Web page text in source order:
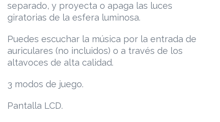
separado, y proyecta o apaga las luces
giratorias de la esfera luminosa.
Puedes escuchar la música por la entrada de
auriculares (no incluidos) o a través de los
altavoces de alta calidad.
3 modos de juego.
Pantalla LCD.